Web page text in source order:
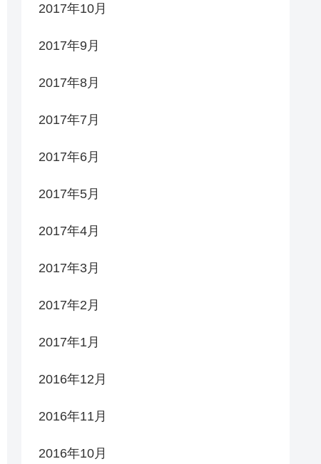
2017年10月
2017年9月
2017年8月
2017年7月
2017年6月
2017年5月
2017年4月
2017年3月
2017年2月
2017年1月
2016年12月
2016年11月
2016年10月